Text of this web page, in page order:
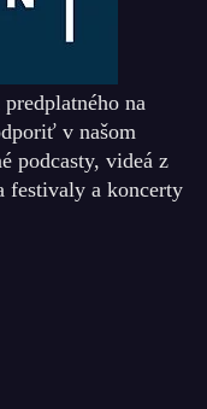
na
v našom
podcasty, videá z
festivaly a koncerty